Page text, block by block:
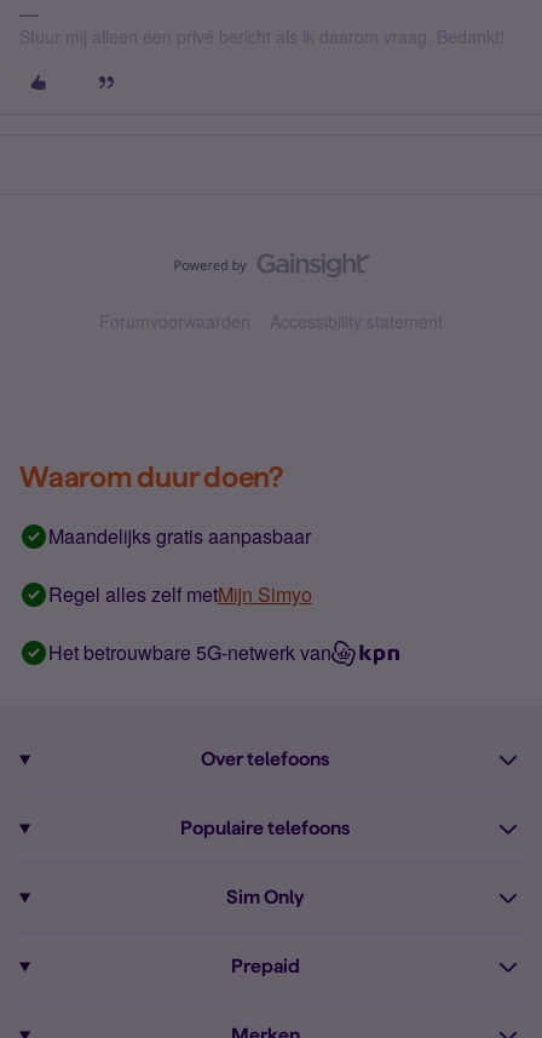
Stuur mij alleen een privé bericht als ik daarom vraag. Bedankt!
Forumvoorwaarden Accessibility statement
Waarom duur doen?
Maandelijks gratis aanpasbaar
Regel alles zelf metMijn Simyo
Het betrouwbare 5G-netwerk van
Over telefoons
Alle telefoons
Populaire telefoons
iPhone 16
Sim Only
Prepaid